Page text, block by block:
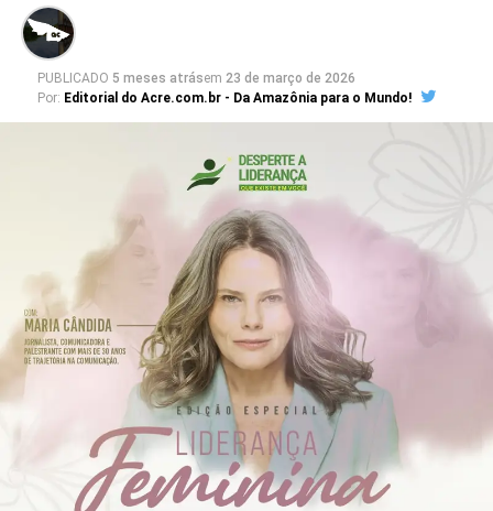
PUBLICADO 5 meses atrásem 23 de março de 2026
Por: Editorial do Acre.com.br - Da Amazônia para o Mundo!